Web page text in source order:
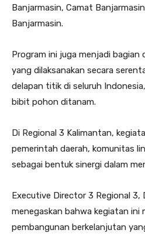
Banjarmasin, Camat Banjarmasin
Banjarmasin.
Program ini juga menjadi bagian
yang dilaksanakan secara
delapan titik di seluruh
bibit pohon ditanam.
Di Regional 3 Kalimantan,
pemerintah daerah, komunitas
sebagai bentuk sinergi dalam
Executive Director 3 Regional 3,
menegaskan bahwa kegiatan ini
pembangunan berkelanjutan